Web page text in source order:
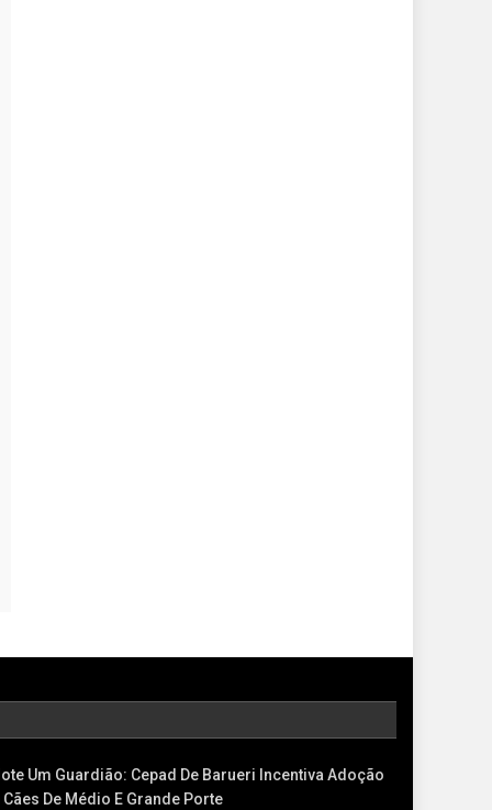
Um Guardião: Cepad De Barueri Incentiva Adoção
Cães De Médio E Grande Porte